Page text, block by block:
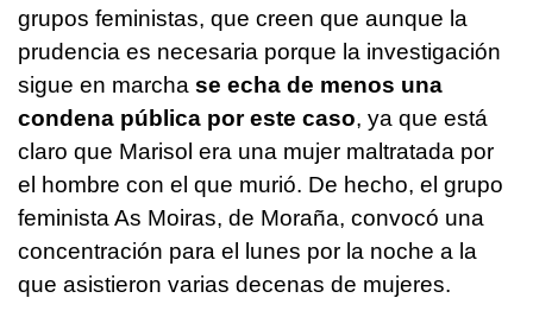
grupos feministas, que creen que aunque la
prudencia es necesaria porque la investigación
sigue en marcha se echa de menos una
condena pública por este caso, ya que está
claro que Marisol era una mujer maltratada por
el hombre con el que murió. De hecho, el grupo
feminista As Moiras, de Moraña, convocó una
concentración para el lunes por la noche a la
que asistieron varias decenas de mujeres.